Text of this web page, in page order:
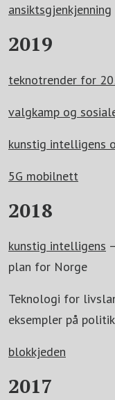
ansiktsgjenkjenning
2019
teknotrender for
valgkamp og
kunstig intelligens
5G mobilnett
2018
kunstig intelligens
plan for Norge
Teknologi for
eksempler på
blokkjeden
2017